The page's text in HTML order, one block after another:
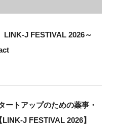
LINK-J FESTIVAL 2026～
ートアップのための薬事・
J FESTIVAL 2026】